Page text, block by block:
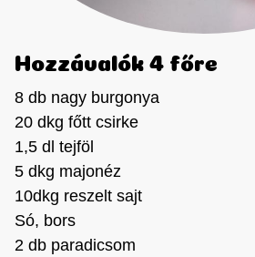
Hozzávalók 4 főre
8 db nagy burgonya
20 dkg főtt csirke
1,5 dl tejföl
5 dkg majonéz
10dkg reszelt sajt
Só, bors
2 db paradicsom